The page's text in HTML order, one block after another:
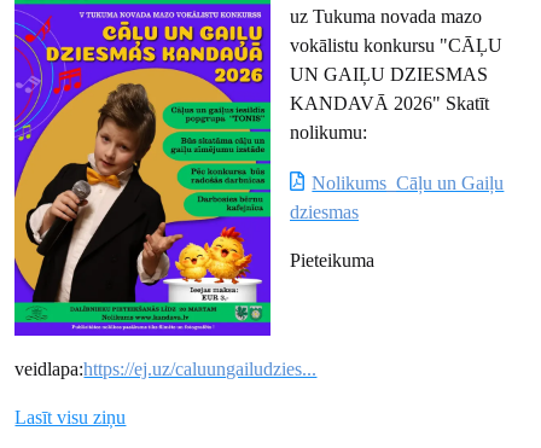
uz Tukuma novada mazo
vokālistu konkursu "CĀĻU
UN GAIĻU DZIESMAS
KANDAVĀ 2026" Skatīt
nolikumu:
Nolikums_Cāļu un Gaiļu
dziesmas
Pieteikuma
veidlapa:https://ej.uz/caluungailudzies...
Lasīt visu ziņu